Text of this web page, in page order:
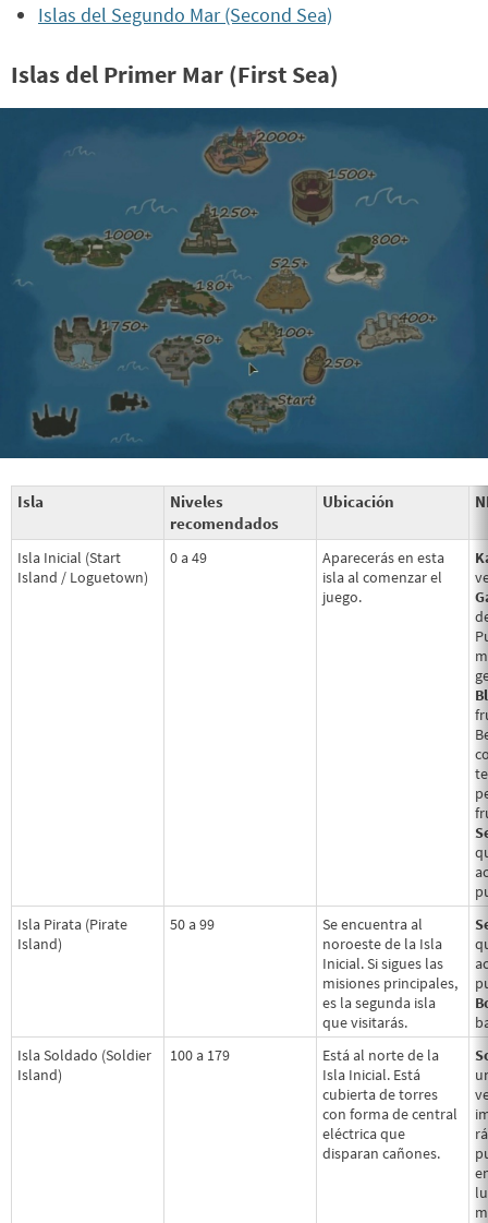
Islas del Segundo Mar (Second Sea)
Islas del Primer Mar (First Sea)
Isla
Niveles
recomendados
Ubicación
Isla Inicial (Start
Island / Loguetown)
0 a 49
Aparecerás en esta
isla al comenzar el
juego.
Isla Pirata (Pirate
Island)
50 a 99
Se encuentra al
noroeste de la Isla
Inicial. Si sigues las
misiones principales,
es la segunda isla
que visitarás.
Isla Soldado (Soldier
Island)
100 a 179
Está al norte de la
Isla Inicial. Está
cubierta de torres
con forma de central
eléctrica que
disparan cañones.